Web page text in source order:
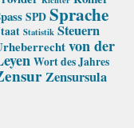
SPD Sprache
Statistik Steuern
von der
Wort des Jahres
Zensursula